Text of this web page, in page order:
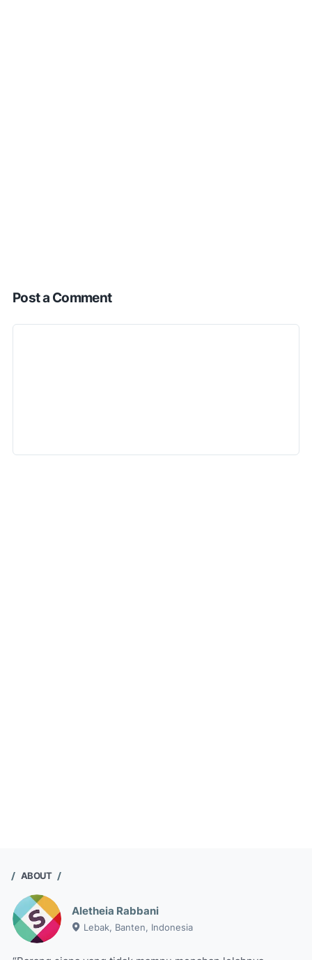
Post a Comment
ABOUT
Aletheia Rabbani
Lebak, Banten, Indonesia